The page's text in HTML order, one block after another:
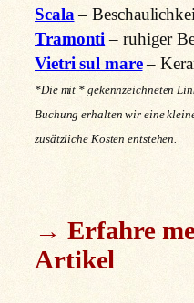
Scala –
Tramonti – ruhiger
Vietri sul mare–
*Die mit * gekennzeichneten
Buchung erhalten wir eine
zusätzliche Kosten entstehen.
→ Erfahre
Artikel